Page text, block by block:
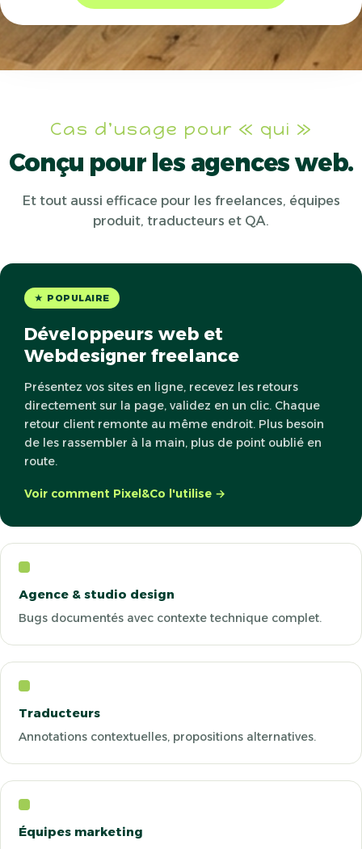
Cas d'usage pour « qui »
Conçu pour les agences web.
Et tout aussi efficace pour les freelances, équipes
produit, traducteurs et QA.
★ POPULAIRE
Développeurs web et
Webdesigner freelance
Présentez vos sites en ligne, recevez les retours
directement sur la page, validez en un clic. Chaque
retour client remonte au même endroit. Plus besoin
de les rassembler à la main, plus de point oublié en
route.
Voir comment Pixel&Co l'utilise →
Agence & studio design
Bugs documentés avec contexte technique complet.
Traducteurs
Annotations contextuelles, propositions alternatives.
Équipes marketing